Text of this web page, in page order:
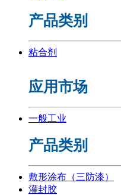
产品类别
粘合剂
应用市场
一般工业
产品类别
敷形涂布（三防漆）
灌封胶